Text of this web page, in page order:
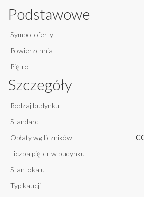
Podstawowe
Symbol oferty
Powierzchnia
Piętro
Szczegóły
Rodzaj budynku
Standard
Opłaty wg liczników
Liczba pięter w budynku
Stan lokalu
Typ kaucji